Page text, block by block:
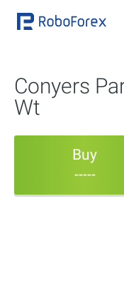
Conyers
Wt
Buy
-----